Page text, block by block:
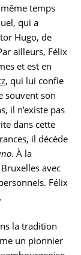
temps
qui a
Hugo, de
ailleurs, Félix
et est en
, qui lui confie
souvent son
il n’existe pas
dans cette
il décède
. À la
avec
Félix
.
la tradition
un pionnier